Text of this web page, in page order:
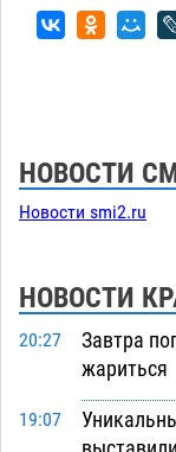
НОВОСТИ
Новости smi2.ru
НОВОСТИ
20:27
Завтра
жариться
19:07